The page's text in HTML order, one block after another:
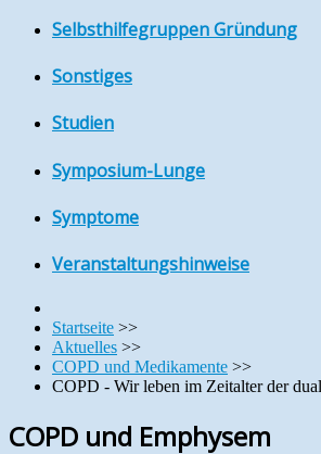
Selbsthilfegruppen Gründung
Sonstiges
Studien
Symposium-Lunge
Symptome
Veranstaltungshinweise
Startseite >>
Aktuelles >>
COPD und Medikamente >>
COPD - Wir leben im Zeitalter der
COPD und Emphysem